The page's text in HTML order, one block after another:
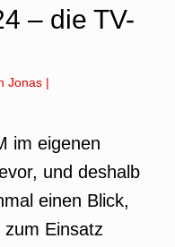
– die TV-
Jonas |
im eigenen
und deshalb
einen Blick,
Einsatz